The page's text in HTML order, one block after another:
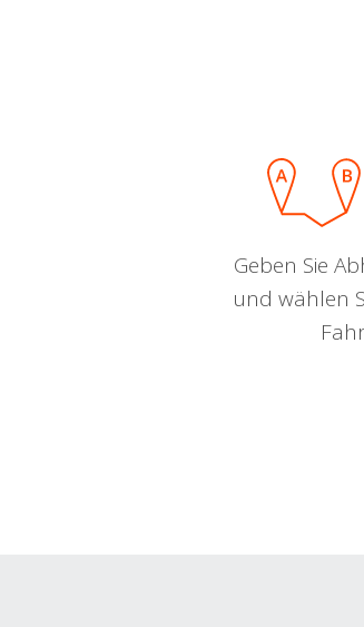
Geben Sie
und wählen